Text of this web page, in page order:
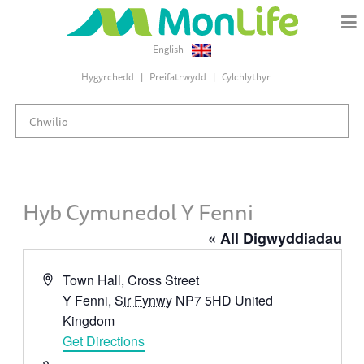
English
Hygyrchedd
Preifatrwydd Cylchlythyr
Hyb Cymunedol Y Fenni
« All Digwyddiadau
Address
Town Hall, Cross Street
Y Fenni, Sir Fynwy NP7 5HD United
Kingdom
Get Directions